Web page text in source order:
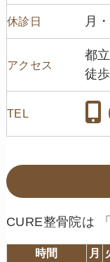
休診日 月
アクセス
都
徒
TEL
CURE整骨院は
時間 月